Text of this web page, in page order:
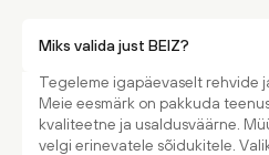
Miks valida just BEIZ?
Tegeleme igapäevaselt rehvide
Meie eesmärk on pakkuda
kvaliteetne ja usaldusväärne.
velgi erinevatele sõidukitele.